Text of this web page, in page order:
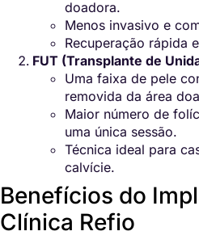
doadora.
Menos invasivo e
Recuperação rápida
FUT (Transplante de
Uma faixa de pele
removida da área
Maior número de
uma única sessão.
Técnica ideal para
calvície.
Benefícios do
Clínica Refio